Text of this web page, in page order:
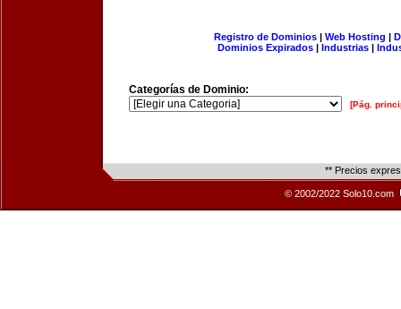
Registro de Dominios| Web Hosting |
Dominios Expirados | Industrias |
Categorías de Dominio:
[Pág.
** Precios
© 2002/2022 Solo10.com